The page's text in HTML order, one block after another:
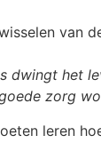
van
dwingt het
zorg
leren